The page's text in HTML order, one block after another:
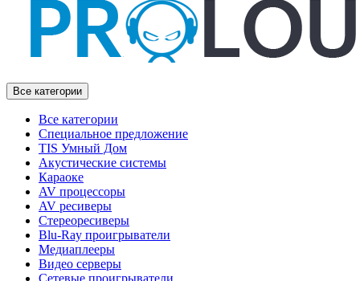
Все категории
Все категории
Специальное предложение
TIS Умный Дом
Акустические системы
Караоке
AV процессоры
AV ресиверы
Стереоресиверы
Blu-Ray проигрыватели
Медиаплееры
Видео серверы
Сетевые проигрыватели